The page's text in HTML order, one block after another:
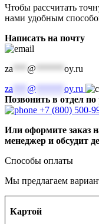
Чтобы рассчитать
нами удобным
Написать на почту
za @
oy.ru
za
@
oy.ru
Позвонить в отдел
+7 (800) 500-
Или оформите заказ
менеджер и обсудит
Способы оплаты
Мы предлагаем
Картой